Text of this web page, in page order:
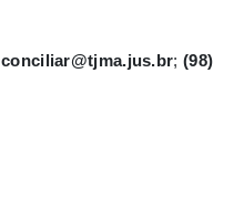
conciliar@tjma.jus.br; (98)